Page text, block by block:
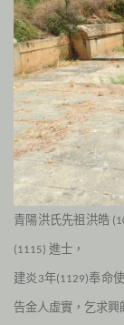
青陽洪氏先祖洪皓
(1115) 進士，
建炎 3年(1129)奉命
告金人虛實，乞求興